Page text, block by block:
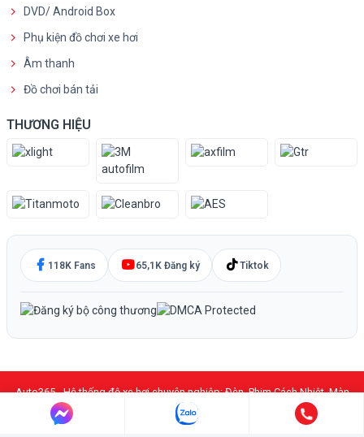
DVD/ Android Box
Phụ kiện đồ chơi xe hơi
Âm thanh
Đồ chơi bán tải
THƯƠNG HIỆU
118K Fans 65,1K Đăng ký Tiktok
Auto365 - Hệ thống độ xe hơi chuyên nghiệp: Đèn, Phim Cách Nhiệt, Màn
Hình DVD Android, PPF